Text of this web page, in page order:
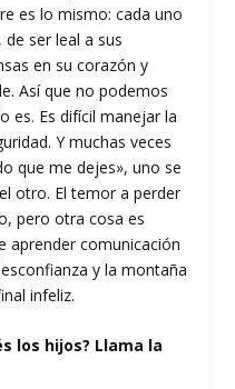
es lo mismo: cada uno
ser leal a sus
en su corazón y
Así que no podemos
es. Es difícil manejar la
Y muchas veces
que me dejes», uno se
otro. El temor a perder
pero otra cosa es
aprender comunicación
y la montaña
infeliz.
los hijos? Llama la